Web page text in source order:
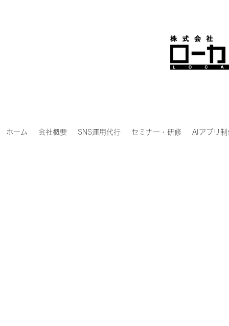
ホーム 会社概要 SNS運用代行 セミナー・研修 AIアプリ制